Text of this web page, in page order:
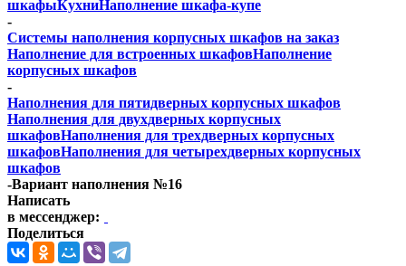
шкафыКухниНаполнение шкафа-купе
-
Системы наполнения корпусных шкафов на заказ
Наполнение для встроенных шкафовНаполнение
корпусных шкафов
-
Наполнения для пятидверных корпусных шкафов
Наполнения для двухдверных корпусных
шкафовНаполнения для трехдверных корпусных
шкафовНаполнения для четырехдверных корпусных
шкафов
-Вариант наполнения №16
Написать
в мессенджер:
Поделиться